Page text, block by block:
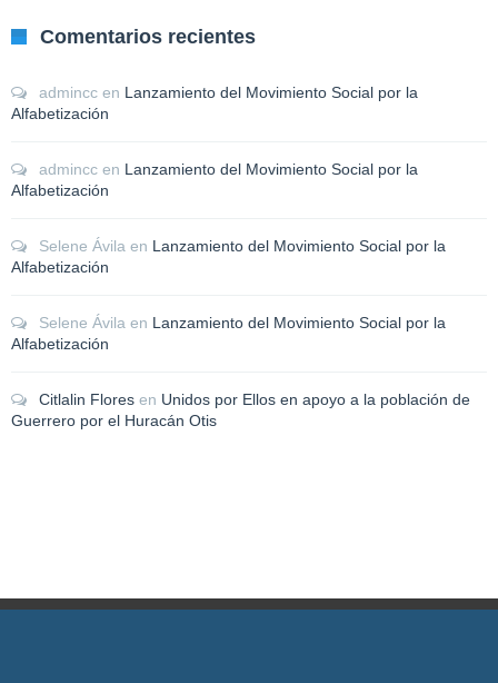
Comentarios recientes
admincc en Lanzamiento del Movimiento Social por la
Alfabetización
admincc en Lanzamiento del Movimiento Social por la
Alfabetización
Selene Ávila en Lanzamiento del Movimiento Social por la
Alfabetización
Selene Ávila en Lanzamiento del Movimiento Social por la
Alfabetización
Citlalin Flores en Unidos por Ellos en apoyo a la población de
Guerrero por el Huracán Otis